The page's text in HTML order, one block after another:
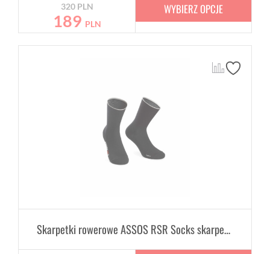
320 PLN
189 PLN
WYBIERZ OPCJE
Skarpetki rowerowe ASSOS RSR Socks skarpety Unisex